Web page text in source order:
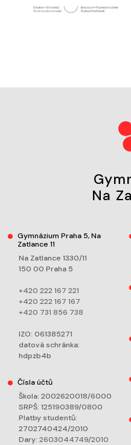
Na
Gymnázium Praha 5, Na
Zatlance 11
Na Zatlance 1330/11
150 00 Praha 5
+420 222 167 221
+420 222 167 167
+420 731 856 738
IZO: 061385271
datová schránka:
hdpzb4b
Čísla účtů
Škola: 2002620018/6000
SRPŠ: 125190389/0800
Platby studentů:
2702740424/2010
Dary: 2603044749/2010